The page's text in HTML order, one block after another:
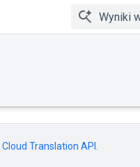
Cloud Translation API